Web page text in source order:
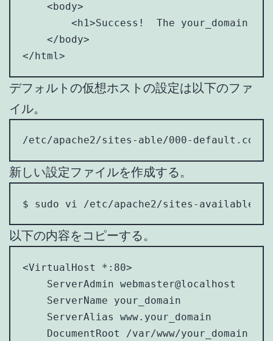
    <body>
<h1>Success!  The your_domain
    </body>
</html>
デフォルトの仮想ホストの設定は以下のファ
イル。
/etc/apache2/sites-able/000-default.conf
新しい設定ファイルを作成する。
$ sudo vi /etc/apache2/sites-available/
以下の内容をコピーする。
<VirtualHost *:80>
    ServerAdmin webmaster@localhost
    ServerName your_domain
    ServerAlias www.your_domain
    DocumentRoot /var/www/your_domain